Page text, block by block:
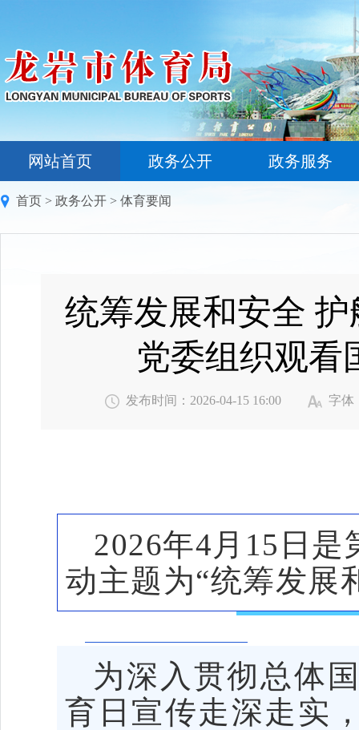
网站首页 政务公开 政务服务
首页 > 政务公开 > 体育要闻
统筹发展和安全
党委组织观看
发布时间：2026-04-15 16:00 字体
2026年4月15日
动主题为“统筹发展
为深入贯彻总体
育日宣传走深走实